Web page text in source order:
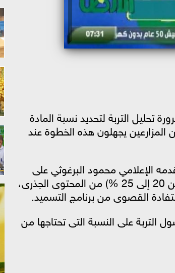
تحليل التربة لتحديد نسبة المادة
يجهلون هذه الخطوة عند
الإعلامي محمود البرغوثي على
قناة مصر الزراعية، أن المادة العضوية يجب ألا تقل عن (من 20 إلى 25 %) من المحتوى الجذرى،
القصوى من برنامج التسميد.
يوم ستؤدى إلى حصول التربة على النسبة التى تحتاجها من